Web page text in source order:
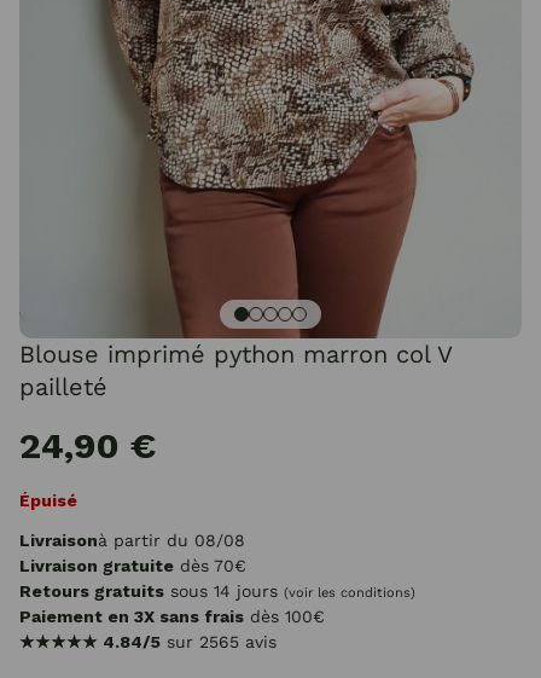
Blouse imprimé python marron col V
pailleté
24,90 €
Épuisé
Livraisonà partir du 08/08
Livraison gratuite dès 70€
Retours gratuits sous 14 jours (voir les conditions)
Paiement en 3X sans frais dès 100€
★★★★★ 4.84/5 sur 2565 avis